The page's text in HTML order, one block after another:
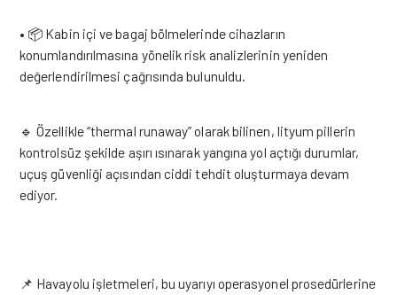
• 📦 Kabin içi ve bagaj bölmelerinde cihazların
konumlandırılmasına yönelik risk analizlerinin yeniden
değerlendirilmesi çağrısında bulunuldu.
🔹 Özellikle “thermal runaway” olarak bilinen, lityum pillerin
kontrolsüz şekilde aşırı ısınarak yangına yol açtığı durumlar,
uçuş güvenliği açısından ciddi tehdit oluşturmaya devam
ediyor.
📌 Havayolu işletmeleri, bu uyarıyı operasyonel prosedürlerine